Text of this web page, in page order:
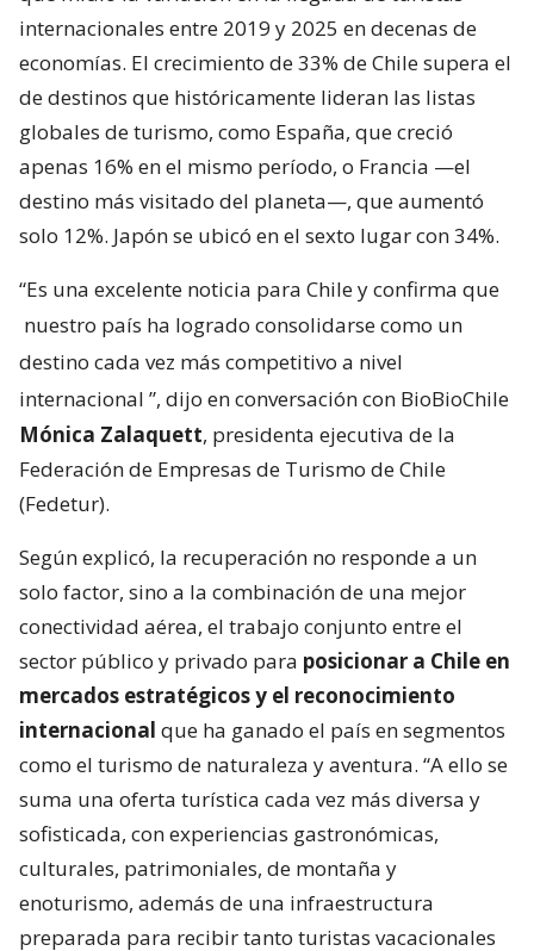
internacionales entre 2019 y 2025 en decenas de
economías. El crecimiento de 33% de Chile supera el
de destinos que históricamente lideran las listas
globales de turismo, como España, que creció
apenas 16% en el mismo período, o Francia —el
destino más visitado del planeta—, que aumentó
solo 12%. Japón se ubicó en el sexto lugar con 34%.
“Es una excelente noticia para Chile y confirma que
nuestro país ha logrado consolidarse como un
destino cada vez más competitivo a nivel
internacional ”, dijo en conversación con BioBioChile
Mónica Zalaquett, presidenta ejecutiva de la
Federación de Empresas de Turismo de Chile
(Fedetur).
Según explicó, la recuperación no responde a un
solo factor, sino a la combinación de una mejor
conectividad aérea, el trabajo conjunto entre el
sector público y privado para posicionar a Chile en
mercados estratégicos y el reconocimiento
internacional que ha ganado el país en segmentos
como el turismo de naturaleza y aventura. “A ello se
suma una oferta turística cada vez más diversa y
sofisticada, con experiencias gastronómicas,
culturales, patrimoniales, de montaña y
enoturismo, además de una infraestructura
preparada para recibir tanto turistas vacacionales